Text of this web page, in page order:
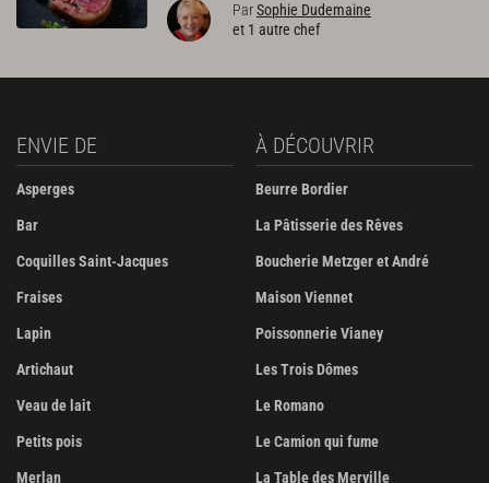
ParSophie Dudemaine
et 1 autre chef
ENVIE DE
Asperges
Bar
Coquilles Saint-Jacques
Fraises
Lapin
Artichaut
Veau de lait
Petits pois
Merlan
À DÉCOUVRIR
Beurre Bordier
La Pâtisserie des Rêves
Boucherie Metzger et André
Maison Viennet
Poissonnerie Vianey
Les Trois Dômes
Le Romano
Le Camion qui fume
La Table des Merville